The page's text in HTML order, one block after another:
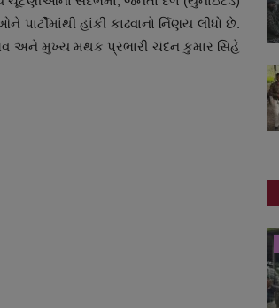
હાંકી કાઢવાનો ર્નિણય લીધો છે.
અને મુખ્ય મથક પ્રભારી ચંદન કુમાર સિંહે